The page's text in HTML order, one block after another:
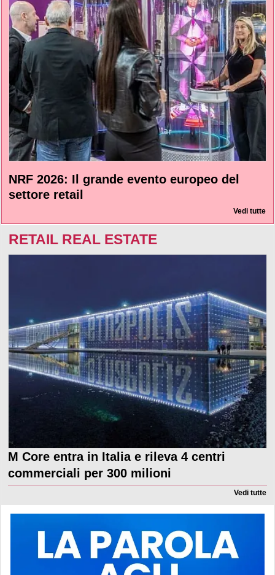
NRF 2026: Il grande evento europeo del
settore retail
Vedi tutte
RETAIL REAL ESTATE
M Core entra in Italia e rileva 4 centri
commerciali per 300 milioni
Vedi tutte